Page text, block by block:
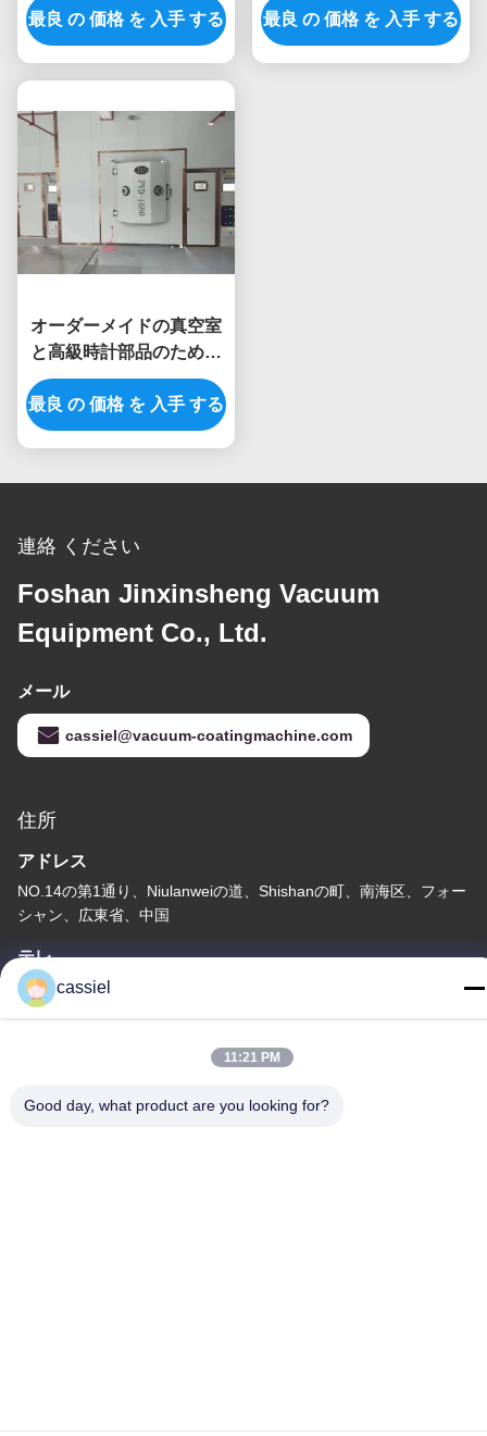
最良 の 価格 を 入手 する
ール付き）
最良 の 価格 を 入手 する
オーダーメイドの真空室
と高級時計部品のための
汚れ防止コーティングを
持つフルオートマルチア
ークイオンプラティング
最良 の 価格 を 入手 する
連絡 ください
Foshan Jinxinsheng Vacuum
Equipment Co., Ltd.
メール
cassiel@vacuum-coatingmachine.com
住所
アドレス
NO.14の第1通り、Niulanweiの道、Shishanの町、南海区、フォー
シャン、広東省、中国
テレ
86-139-2915-0962
プライバシーポリシー |地図
cassiel
11:21 PM
Good day, what product are you looking for?